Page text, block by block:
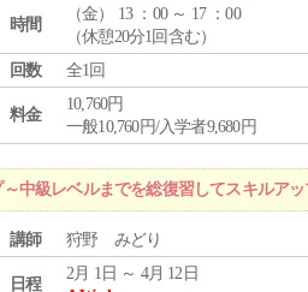
時間
（金） 13 ：00 ～ 17 ：00
（休憩20分1回含む）
回数
全1回
料金
10,760円
一般10,760円/入学者9,680円
中級レベルまでを総復習してスキルア
講師 狩野 みどり
日程
2月 1日 ～ 4月 12日